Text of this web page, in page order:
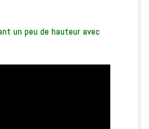
un peu de hauteur avec